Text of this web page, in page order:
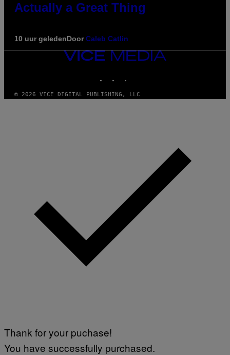
Actually a Great Thing
10 uur geledenDoorCaleb Catlin
VICE
© 2026 VICE DIGITAL PUBLISHING, LLC
Thank for your puchase!
You have successfully purchased.